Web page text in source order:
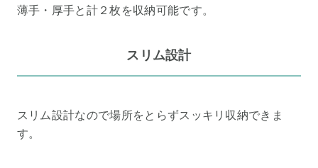
薄手・厚手と計２枚を収納可能です。
スリム設計
スリム設計なので場所をとらずスッキリ収納できま
す。